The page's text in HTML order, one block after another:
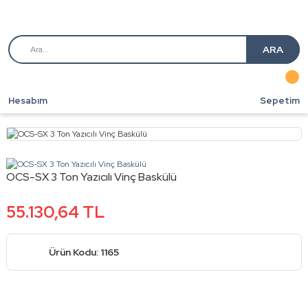
ARA
Hesabım Sepetim
OCS-SX 3 Ton Yazıcılı Vinç Baskülü
55.130,64 TL
Ürün Kodu: 1165